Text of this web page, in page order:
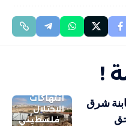
!
انتهاكات
الاحتلال
فلسطيني
شرق